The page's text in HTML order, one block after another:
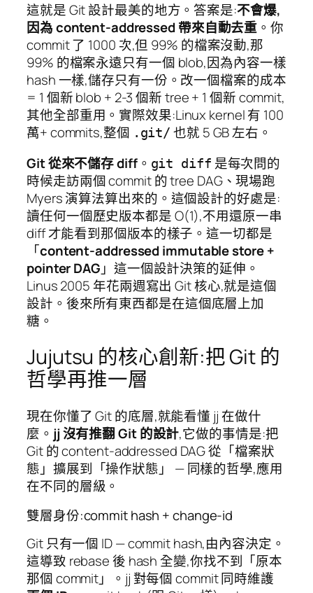
這就是 Git 設計最美的地方。答案是:不會爆,
因為 content-addressed 帶來自動去重 。你
commit 了 1000 次,但 99% 的檔案沒動,那
99% 的檔案永遠只有一個 blob,因為內容一樣
hash 一樣,儲存只有一份。改一個檔案的成本
= 1 個新 blob + 2-3 個新 tree + 1 個新 commit,
其他全部重用。實際效果:Linux kernel 有 100
萬+ commits,整個 .git/ 也就 5 GB 左右。
Git 從來不儲存 diff。 git diff 是每次問的
時候走訪兩個 commit 的 tree DAG、現場跑
Myers 演算法算出來的。這個設計的好處是:
讀任何一個歷史版本都是 O(1),不用還原一串
diff 才能看到那個版本的樣子。這一切都是
「content-addressed immutable store +
pointer DAG 」這一個設計決策的延伸。
Linus 2005 年花兩週寫出 Git 核心,就是這個
設計。後來所有東西都是在這個底層上加
糖。
Jujutsu 的核心創新:把 Git 的
哲學再推一層
現在你懂了 Git 的底層,就能看懂 jj 在做什
麼。 jj 沒有推翻 Git 的設計,它做的事情是:把
Git 的 content-addressed DAG 從「檔案狀
態」擴展到「操作狀態」 — 同樣的哲學,應用
在不同的層級。
雙層身份:commit hash + change-id
Git 只有一個 ID — commit hash,由內容決定。
這導致 rebase 後 hash 全變,你找不到「原本
那個 commit」。jj 對每個 commit 同時維護